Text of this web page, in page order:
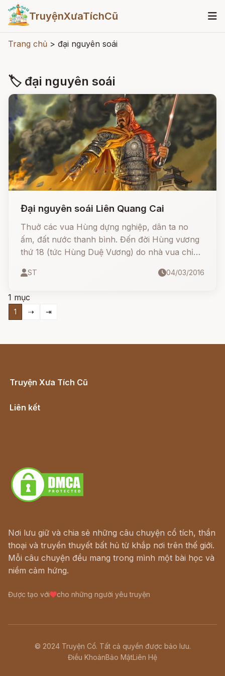
TruyệnXưaTíchCũ
Trang chủ > đại nguyên soái
🏷 đại nguyên soái
Đại nguyên soái Liên Quang Cai
Thuở các vua Hùng dựng nghiệp, dân ta no
ấm, đất nước thanh bình. Đến đời Hùng vương
thứ 18 (tức Hùng Duệ Vương) do nhà vua chỉ
ngôi lại cho Thục An Dương Vương.
ST 04/03/2016
1 mục
1 ⇢ ⇥
Truyện Xưa Tích Cũ
Liên kết
Nơi lưu giữ và chia sẻ những câu chuyện cổ tích, thần
thoại và truyền thuyết bất hủ từ khắp nơi trên thế giới.
Mỗi câu chuyện đều mang trong mình một bài học và
niềm cảm hứng.
Được tạo với cho những người yêu truyện
© 2024 Truyện Cổ. Tất cả quyền được bảo lưu.
Điều KhoảnBảo MậtLiên Hệ